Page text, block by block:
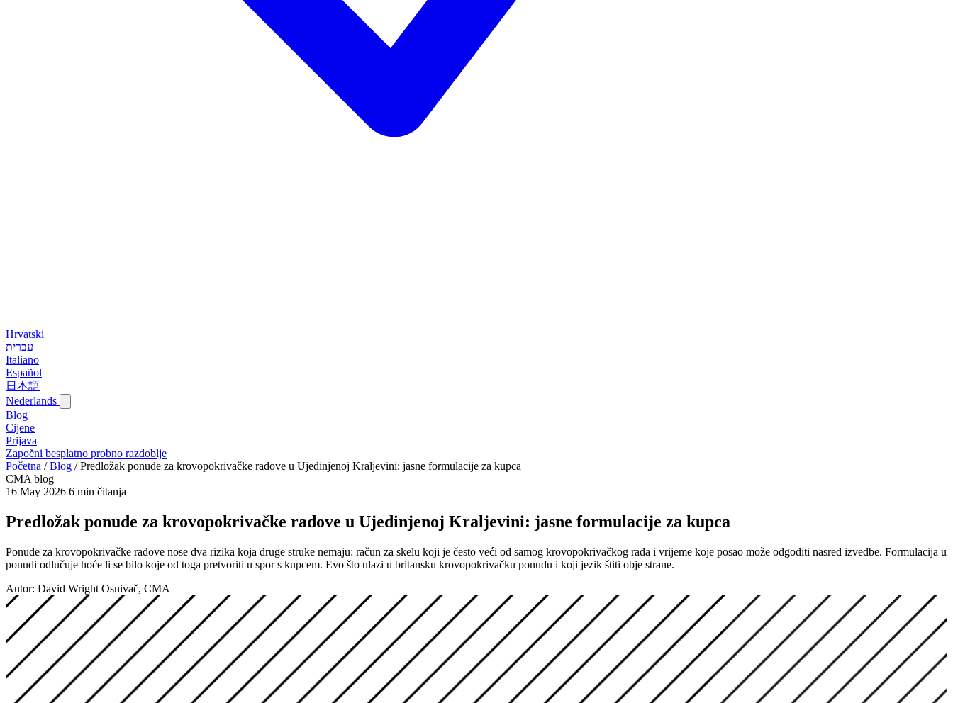
Hrvatski
עברית
Italiano
Español
日本語
Nederlands
Blog‎
Cijene
Prijava
Započni besplatno probno razdoblje
Početna / Blog‎ / Predložak ponude za krovopokrivačke radove u Ujedinjenoj Kraljevini: jasne formulacije za kupca
CMA blog
16 May 2026 6 min čitanja
Predložak ponude za krovopokrivačke radove u Ujedinjenoj Kraljevini: jasne formulacije za kupca
Ponude za krovopokrivačke radove nose dva rizika koja druge struke nemaju: račun za skelu koji je često veći od samog krovopokrivačkog rada i vrijeme koje posao može odgoditi nasred izvedbe. Formulacija u
ponudi odlučuje hoće li se bilo koje od toga pretvoriti u spor s kupcem. Evo što ulazi u britansku krovopokrivačku ponudu i koji jezik štiti obje strane.
Autor: David Wright Osnivač, CMA